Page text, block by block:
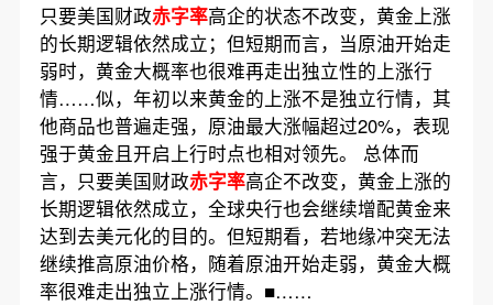
只要美国财政赤字率高企的状态不改变，黄金上涨
的长期逻辑依然成立；但短期而言，当原油开始走
弱时，黄金大概率也很难再走出独立性的上涨行
情……似，年初以来黄金的上涨不是独立行情，其
他商品也普遍走强，原油最大涨幅超过20%，表现
强于黄金且开启上行时点也相对领先。 总体而
言，只要美国财政赤字率高企不改变，黄金上涨的
长期逻辑依然成立，全球央行也会继续增配黄金来
达到去美元化的目的。但短期看，若地缘冲突无法
继续推高原油价格，随着原油开始走弱，黄金大概
率很难走出独立上涨行情。■……